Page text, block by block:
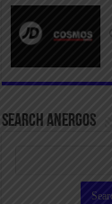
SEARCH ANERGOS